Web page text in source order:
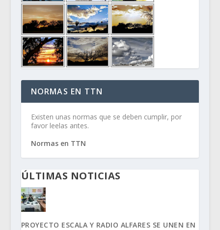
NORMAS EN TTN
Existen unas normas que se deben cumplir, por
favor leelas antes.
Normas en TTN
ÚLTIMAS NOTICIAS
PROYECTO ESCALA Y RADIO ALFARES SE UNEN EN